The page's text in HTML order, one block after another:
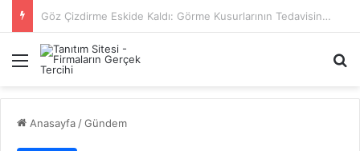
Başiskele Acil Çilingir Hizmeti İçin Doğru Adres Neresi?
Menü
Anasayfa /Gündem